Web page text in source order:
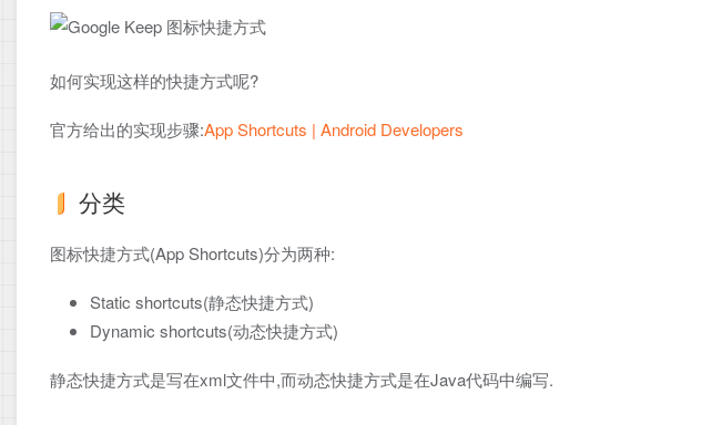
如何实现这样的快捷方式呢?
官方给出的实现步骤:App Shortcuts | Android Developers
分类
图标快捷方式(App Shortcuts)分为两种:
Static shortcuts(静态快捷方式)
Dynamic shortcuts(动态快捷方式)
静态快捷方式是写在xml文件中,而动态快捷方式是在Java代码中编写.